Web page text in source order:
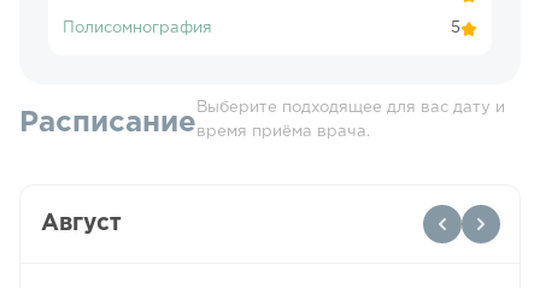
Полисомнография 5
Расписание
Выберите подходящее для вас дату и
время приёма врача.
Август